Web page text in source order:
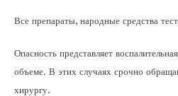
Все препараты, народные средства
Опасность представляет
объеме. В этих случаях срочно
хирургу.